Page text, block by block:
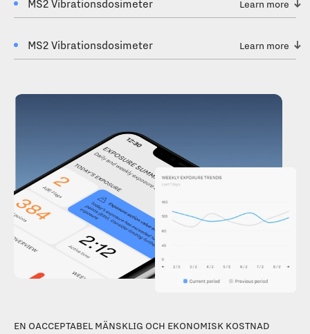
MS2 Vibrationsdosimeter Learn more
MS2 Vibrationsdosimeter Learn more
EN OACCEPTABEL MÄNSKLIG OCH EKONOMISK KOSTNAD